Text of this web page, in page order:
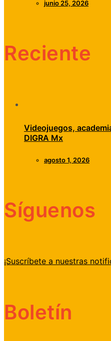
junio 25, 2026
Reciente
Videojuegos,
DIGRA Mx
agosto 1, 2026
Síguenos
¡Suscríbete a nuestras
Boletín